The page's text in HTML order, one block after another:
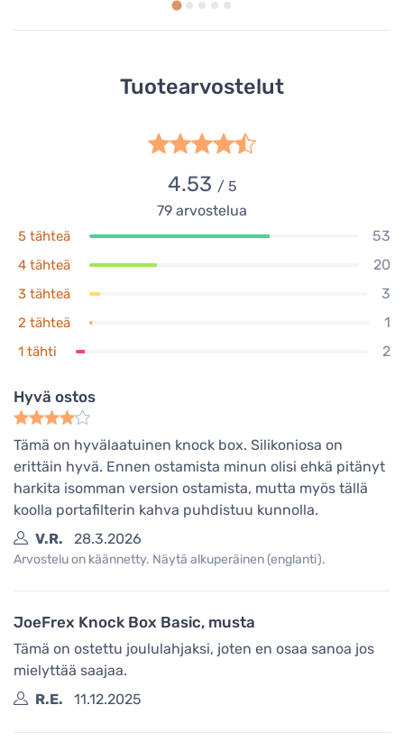
Tuotearvostelut
4.53 / 5
79 arvostelua
5 tähteä 53
4 tähteä 20
3 tähteä 3
2 tähteä 1
1 tähti 2
Hyvä ostos
Tämä on hyvälaatuinen knock box. Silikoni­osa on
erittäin hyvä. Ennen ostamista minun olisi ehkä pitänyt
harkita isomman version ostamista, mutta myös tällä
koolla portafilterin kahva puhdistuu kunnolla.
V.R.
28.3.2026
Arvostelu on käännetty. Näytä alkuperäinen (englanti).
JoeFrex Knock Box Basic, musta
Tämä on ostettu joululahjaksi, joten en osaa sanoa jos
mielyttää saajaa.
R.E.
11.12.2025